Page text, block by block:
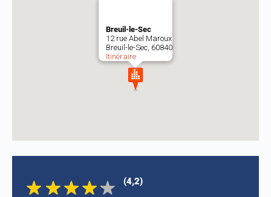
(4,2)
Breuil-le-Sec
12 rue Abel Maroux
Breuil-le-Sec, 60840
Itinéraire